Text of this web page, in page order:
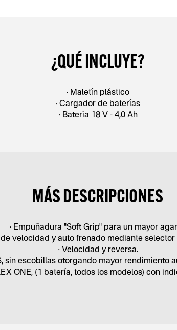
¿QUÉ INCLUYE?
• Maletín plástico
• Cargador de baterías
• Batería 18 V - 4,0 Ah
MÁS DESCRIPCIONES
• Empuñadura "Soft Grip" para un mayor
de velocidad y auto frenado mediante selector
• Velocidad y reversa.
sin escobillas otorgando mayor rendimiento
ONE, (1 batería, todos los modelos) con